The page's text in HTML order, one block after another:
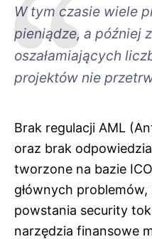
W tym czasie wiele
pieniądze, a później
oszałamiających
projektów nie
Brak regulacji AML
oraz brak
tworzone na bazie
głównych
powstania security
narzędzia finansowe